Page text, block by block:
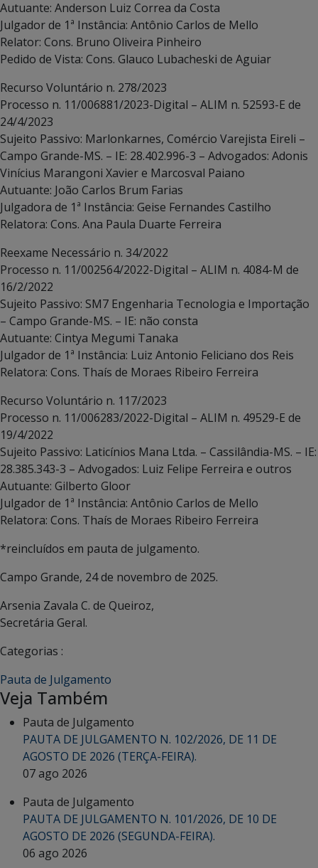
Autuante: Anderson Luiz Correa da Costa
Julgador de 1ª Instância: Antônio Carlos de Mello
Relator: Cons. Bruno Oliveira Pinheiro
Pedido de Vista: Cons. Glauco Lubacheski de Aguiar
Recurso Voluntário n. 278/2023
Processo n. 11/006881/2023-Digital – ALIM n. 52593-E de
24/4/2023
Sujeito Passivo: Marlonkarnes, Comércio Varejista Eireli –
Campo Grande-MS. – IE: 28.402.996-3 – Advogados: Adonis
Vinícius Marangoni Xavier e Marcosval Paiano
Autuante: João Carlos Brum Farias
Julgadora de 1ª Instância: Geise Fernandes Castilho
Relatora: Cons. Ana Paula Duarte Ferreira
Reexame Necessário n. 34/2022
Processo n. 11/002564/2022-Digital – ALIM n. 4084-M de
16/2/2022
Sujeito Passivo: SM7 Engenharia Tecnologia e Importação
– Campo Grande-MS. – IE: não consta
Autuante: Cintya Megumi Tanaka
Julgador de 1ª Instância: Luiz Antonio Feliciano dos Reis
Relatora: Cons. Thaís de Moraes Ribeiro Ferreira
Recurso Voluntário n. 117/2023
Processo n. 11/006283/2022-Digital – ALIM n. 49529-E de
19/4/2022
Sujeito Passivo: Laticínios Mana Ltda. – Cassilândia-MS. – IE:
28.385.343-3 – Advogados: Luiz Felipe Ferreira e outros
Autuante: Gilberto Gloor
Julgador de 1ª Instância: Antônio Carlos de Mello
Relatora: Cons. Thaís de Moraes Ribeiro Ferreira
*reincluídos em pauta de julgamento.
Campo Grande, 24 de novembro de 2025.
Arsenia Zavala C. de Queiroz,
Secretária Geral.
Categorias :
Pauta de Julgamento
Veja Também
Pauta de Julgamento
PAUTA DE JULGAMENTO N. 102/2026, DE 11 DE
AGOSTO DE 2026 (TERÇA-FEIRA).
07 ago 2026
Pauta de Julgamento
PAUTA DE JULGAMENTO N. 101/2026, DE 10 DE
AGOSTO DE 2026 (SEGUNDA-FEIRA).
06 ago 2026